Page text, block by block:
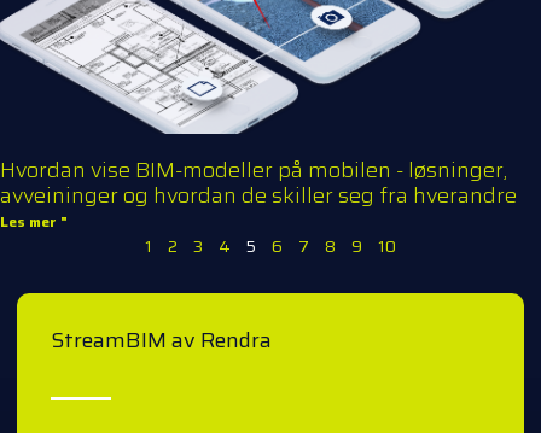
Hvordan vise BIM-modeller på mobilen - løsninger,
avveininger og hvordan de skiller seg fra hverandre
Les mer "
1 2 3 4 5 6 7 8 9 10
StreamBIM av Rendra